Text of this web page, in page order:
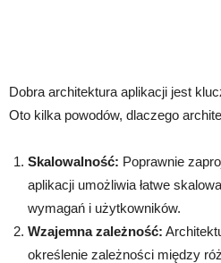
Dobra architektura aplikacji jest
Oto kilka powodów, dlaczego
Skalowalność: Poprawnie
aplikacji umożliwia łatwe
wymagań i użytkowników.
Wzajemna zależność:
określenie zależności między